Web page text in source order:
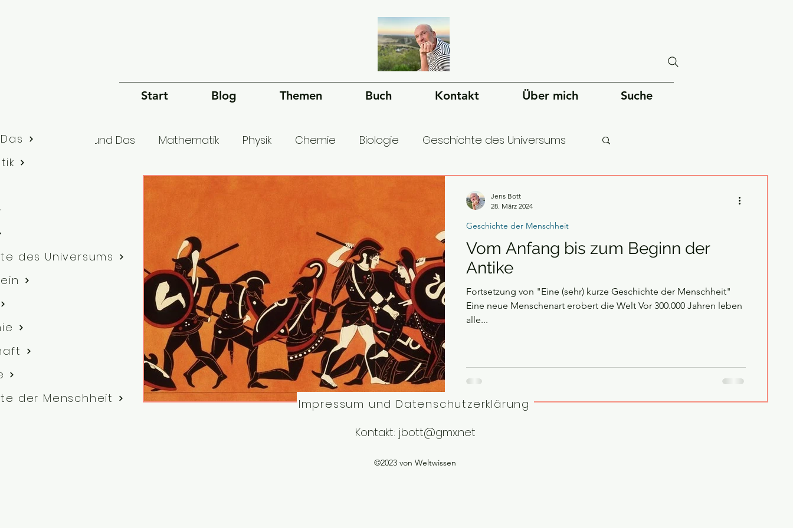
Start Blog Themen Buch Kontakt Über mich Suche
Artikel Dies und Das Mathematik Physik Chemie Biologie Geschichte des Universums
Vom Anfang bis zum Beginn der
Antike
Fortsetzung von "Eine (sehr) kurze Geschichte der Menschheit"
Eine neue Menschenart erobert die Welt Vor 300.000 Jahren leben
alle...
Geschichte der Menschheit
Jens Bott
28. März 2024
des Universums
der Menschheit
Impressum und Datenschutzerklärung
Kontakt: j.bott@gmx.net
©2023 von Weltwissen